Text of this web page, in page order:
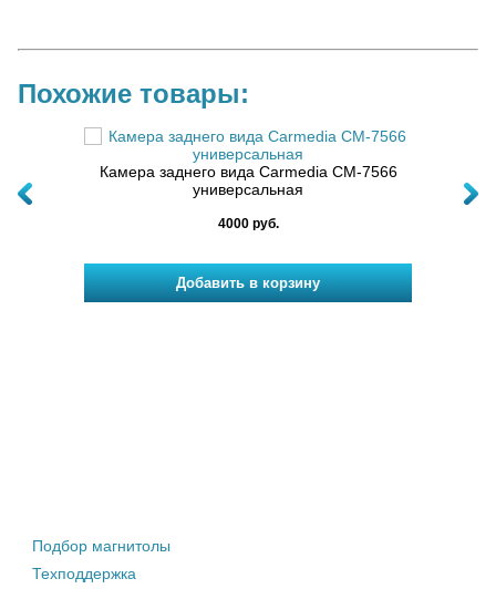
Похожие товары:
Камера заднего вида Carmedia CM-7566
универсальная
4000 руб.
Подбор магнитолы
Техподдержка